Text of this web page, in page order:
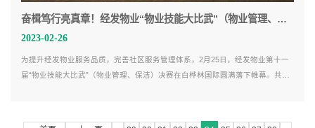
奋楫笃行亮真章！经发物业“物业技能大比武”（物业管理、保洁）决赛圆满落幕
2023-02-26
为提升经发物业服务品质，完善社区服务管理体系，2月25日，经发物业第十一
届“物业技能大比武”（物业管理、保洁）决赛在白桦林国际圆满落下帷幕。共有